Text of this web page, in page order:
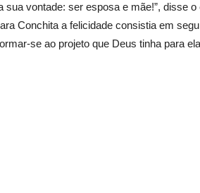
sua vontade: ser esposa e mãe!”, disse
Conchita a felicidade consistia em
se ao projeto que Deus tinha para